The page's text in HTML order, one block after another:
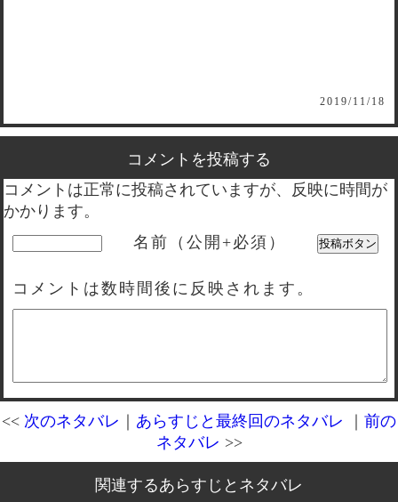
2019/11/18
コメントを投稿する
コメントは正常に投稿されていますが、反映に時間が
かかります。
名前（公開+必須）
コメントは数時間後に反映されます。
<< 次のネタバレ あらすじと最終回のネタバレ
前の
ネタバレ >>
関連するあらすじとネタバレ